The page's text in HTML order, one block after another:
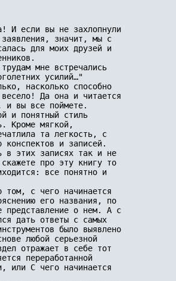
И если вы не захлопнули
заявления, значит, мы с
для моих друзей и
мне встречались
усилий…"
насколько способно
Да она и читается
и вы все поймете.
и понятный стиль
Кроме мягкой,
та легкость, с
конспектов и записей.
в этих записях так и не
про эту книгу то
все понятно и
том, с чего начинается
его названия, по
представление о нем. А с
дать ответы с самых
было выявлено
любой серьезной
отражает в себе тот
переработанной
или С чего начинается